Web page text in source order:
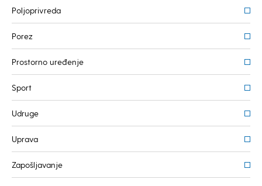
Poljoprivreda
Porez
Prostorno uređenje
Sport
Udruge
Uprava
Zapošljavanje